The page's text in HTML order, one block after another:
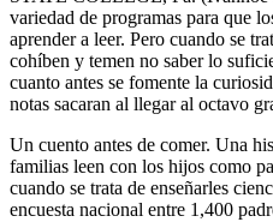
variedad de programas para que
aprender a leer. Pero cuando se
cohíben y temen no saber lo
cuanto antes se fomente la
notas sacaran al llegar al octavo
Un cuento antes de comer. Una
familias leen con los hijos como
cuando se trata de enseñarles
encuesta nacional entre 1,400